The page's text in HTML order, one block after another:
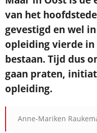
van het
gevestigd en wel
opleiding vierde
bestaan. Tijd dus
gaan praten,
opleiding.
Anne-Mariken